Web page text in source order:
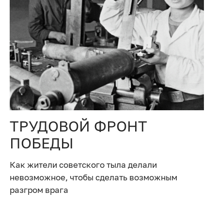
ТРУДОВОЙ ФРОНТ
ПОБЕДЫ
Как жители советского тыла делали
невозможное, чтобы сделать возможным
разгром врага